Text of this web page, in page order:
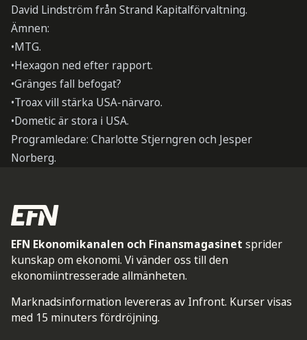
David Lindström från Strand Kapitalförvaltning.
Ämnen:
•MTG.
•Hexagon ned efter rapport.
•Gränges fall befogat?
•Troax vill stärka USA-närvaro.
•Dometic är stora i USA.
Programledare: Charlotte Stjerngren och Jesper
Norberg.
EFN Ekonomikanalen och Finansmagasinet sprider
kunskap om ekonomi. Vi vänder oss till den
ekonomiintresserade allmänheten.
Marknadsinformation levereras av Infront. Kurser visas
med 15 minuters fördröjning.